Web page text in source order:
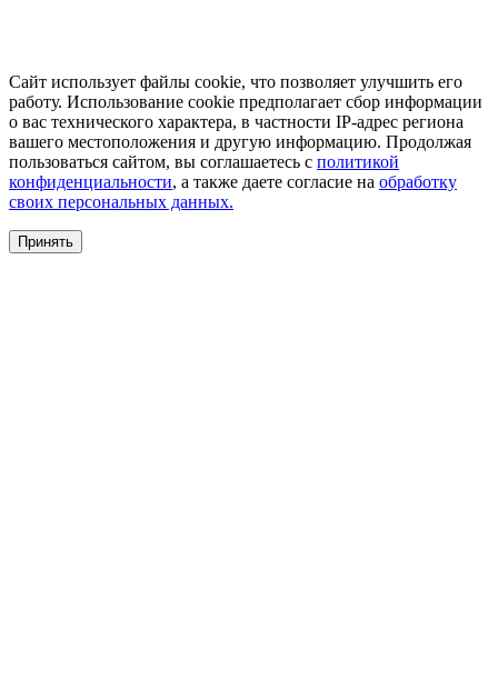
Сайт использует файлы cookie, что позволяет улучшить его
работу. Использование cookie предполагает сбор информации
о вас технического характера, в частности IP-адрес региона
вашего местоположения и другую информацию. Продолжая
пользоваться сайтом, вы соглашаетесь с политикой
конфиденциальности, а также даете согласие на обработку
своих персональных данных.
Принять